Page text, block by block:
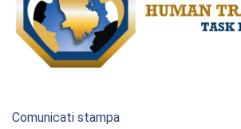
Comunicati stampa